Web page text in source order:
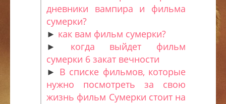
дневники вампира и фильма
сумерки?
► как вам фильм сумерки?
► когда выйдет фильм
сумерки 6 закат вечности
► В списке фильмов, которые
нужно посмотреть за свою
жизнь фильм Сумерки стоит на